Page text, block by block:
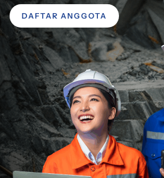
DAFTAR ANGGOTA